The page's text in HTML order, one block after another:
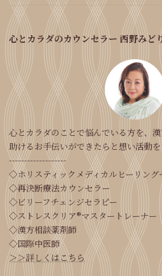
心とカラダのカウンセラー 西野みど
心とカラダのことで悩んでいる方を、
助けるお手伝いができたらと想い活動
-------------------
◇ホリスティックメディカルヒーリング
◇再決断療法カウンセラー
◇ビリーフチェンジセラピー
◇ストレスクリア®マスタートレーナー
◇漢方相談薬剤師
◇国際中医師
＞＞詳しくはこちら